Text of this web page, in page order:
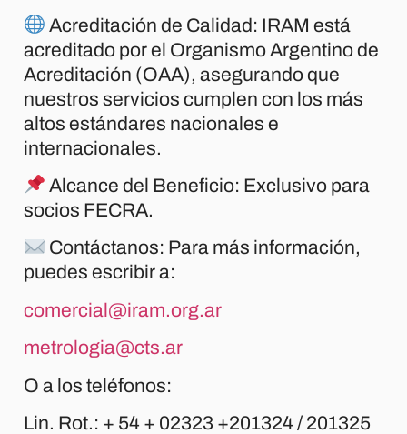
Acreditación de Calidad: IRAM está
acreditado por el Organismo Argentino de
Acreditación (OAA), asegurando que
nuestros servicios cumplen con los más
altos estándares nacionales e
internacionales.
Alcance del Beneficio: Exclusivo para
socios FECRA.
Contáctanos: Para más información,
puedes escribir a:
comercial@iram.org.ar
metrologia@cts.ar
O a los teléfonos:
Lin. Rot.: + 54 + 02323 +201324 / 201325